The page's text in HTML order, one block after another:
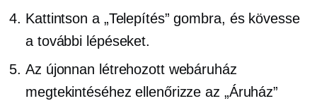
Kattintson a „Telepítés” gombra, és kövesse
a további lépéseket.
Az újonnan létrehozott webáruház
megtekintéséhez ellenőrizze az „Áruház”